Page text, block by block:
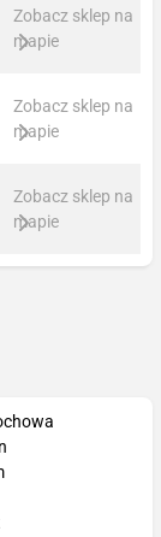
Zobacz sklep na
mapie
Zobacz sklep na
mapie
Zobacz sklep na
mapie